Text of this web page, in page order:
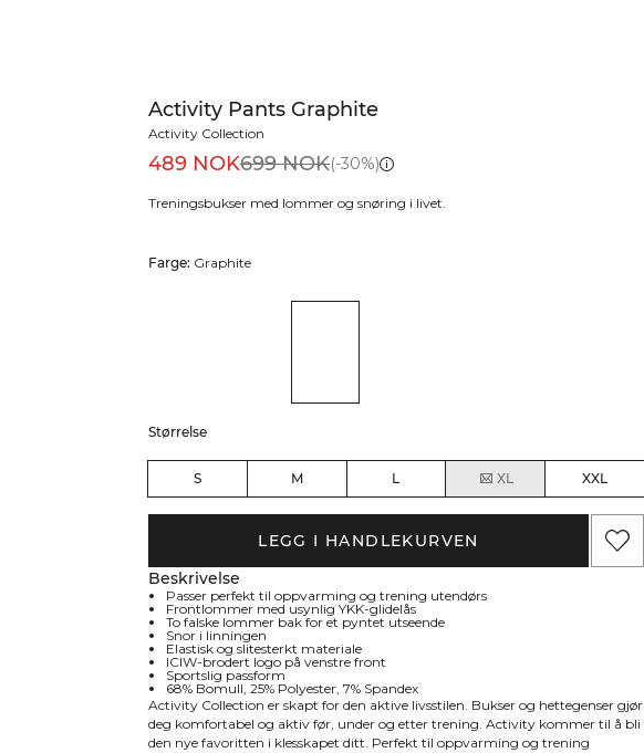
Activity Pants Graphite
Activity Collection
489 NOK699 NOK(-30%)
Treningsbukser med lommer og snøring i livet.
Farge: Graphite
Størrelse
S M L XL XXL
LEGG I HANDLEKURVEN
Beskrivelse
Passer perfekt til oppvarming og trening utendørs
Frontlommer med usynlig YKK-glidelås
To falske lommer bak for et pyntet utseende
Snor i linningen
Elastisk og slitesterkt materiale
ICIW-brodert logo på venstre front
Sportslig passform
68% Bomull, 25% Polyester, 7% Spandex
Activity Collection er skapt for den aktive livsstilen. Bukser og hettegenser gjør
deg komfortabel og aktiv før, under og etter trening. Activity kommer til å bli
den nye favoritten i klesskapet ditt. Perfekt til oppvarming og trening